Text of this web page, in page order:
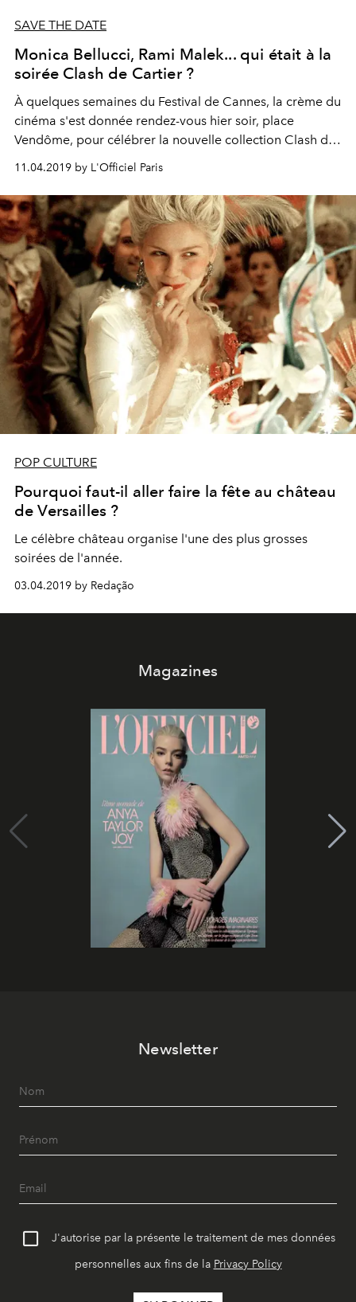
SAVE THE DATE
Monica Bellucci, Rami Malek... qui était à la
soirée Clash de Cartier ?
À quelques semaines du Festival de Cannes, la crème du
cinéma s'est donnée rendez-vous hier soir, place
Vendôme, pour célébrer la nouvelle collection Clash de
11.04.2019 by L'Officiel Paris
POP CULTURE
Pourquoi faut-il aller faire la fête au château
de Versailles ?
Le célèbre château organise l'une des plus grosses
soirées de l'année.
03.04.2019 by Redação
Magazines
Newsletter
J'autorise par la présente le traitement de mes données
personnelles aux fins de la Privacy Policy